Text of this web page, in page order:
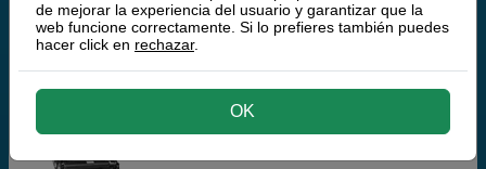
¡Producto recomendado!| Calidad y
funcionamiento | Garantía 100%
Q-Nomic 500Z tambor
de mejorar la experiencia del usuario y garantizar que la
web funcione correctamente. Si lo prefieres también puedes
hacer click en rechazar.
OK